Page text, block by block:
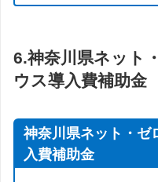
6.神奈川県ネット
ウス導入費補助金
神奈川県ネット・ゼ
入費補助金